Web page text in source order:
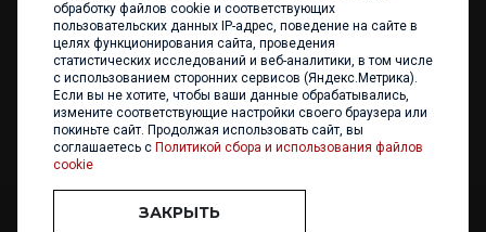
236017 Калининград,
ул. Каштановая аллея, 47
Телефон: +7 4012 960 898,
+7 4012 960 856
Написать нам
ООО «ФИЛИПП» © 2013 - 2026. Все права защищены
обработку файлов cookie и соответствующих
пользовательских данных IP-адрес, поведение на сайте в
целях функционирования сайта, проведения
статистических исследований и веб-аналитики, в том числе
с использованием сторонних сервисов (Яндекс.Метрика).
Если вы не хотите, чтобы ваши данные обрабатывались,
измените соответствующие настройки своего браузера или
покиньте сайт. Продолжая использовать сайт, вы
соглашаетесь с Политикой сбора и использования файлов
cookie
ЗАКРЫТЬ